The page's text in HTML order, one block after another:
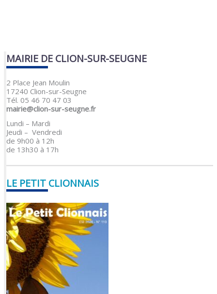
MAIRIE DE CLION-SUR-SEUGNE
2 Place Jean Moulin
17240 Clion-sur-Seugne
Tél. 05 46 70 47 03
mairie@clion-sur-seugne.fr
Lundi – Mardi
Jeudi – Vendredi
de 9h00 à 12h
de 13h30 à 17h
LE PETIT CLIONNAIS